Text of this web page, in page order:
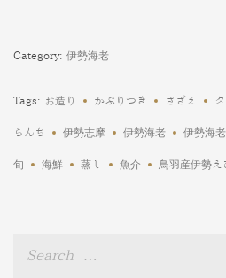
Category: 伊勢海老
Tags: お造り かぶりつき さざえ
らんち 伊勢志摩 伊勢海老 伊勢海
旬 海鮮 蒸し 魚介 鳥羽産伊勢え